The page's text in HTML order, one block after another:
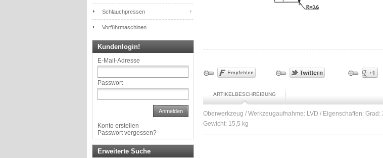
ARTIKELBESCHREIBUNG
Oberwerkzeug / Werkzeugaufnahme: LVD / Eigenschaften:
Gewicht: 15,5 kg
Schlauchpressen
Vorführmaschinen
Kundenlogin!
E-Mail-Adresse
Passwort
Anmelden
Konto erstellen
Passwort vergessen?
Erweiterte Suche